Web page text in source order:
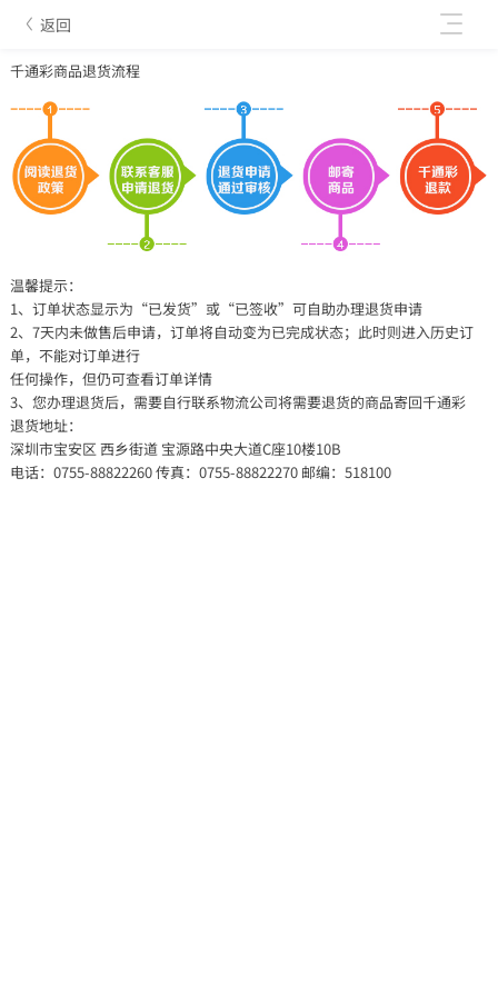
返回
千通彩商品退货流程
温馨提示：
1、订单状态显示为“已发货”或“已签收”可自助办理退货申请
2、7天内未做售后申请，订单将自动变为已完成状态；此时则进入历史订
单，不能对订单进行
任何操作，但仍可查看订单详情
3、您办理退货后，需要自行联系物流公司将需要退货的商品寄回千通彩
退货地址：
深圳市宝安区 西乡街道 宝源路中央大道C座10楼10B
电话：0755-88822260 传真：0755-88822270 邮编：518100